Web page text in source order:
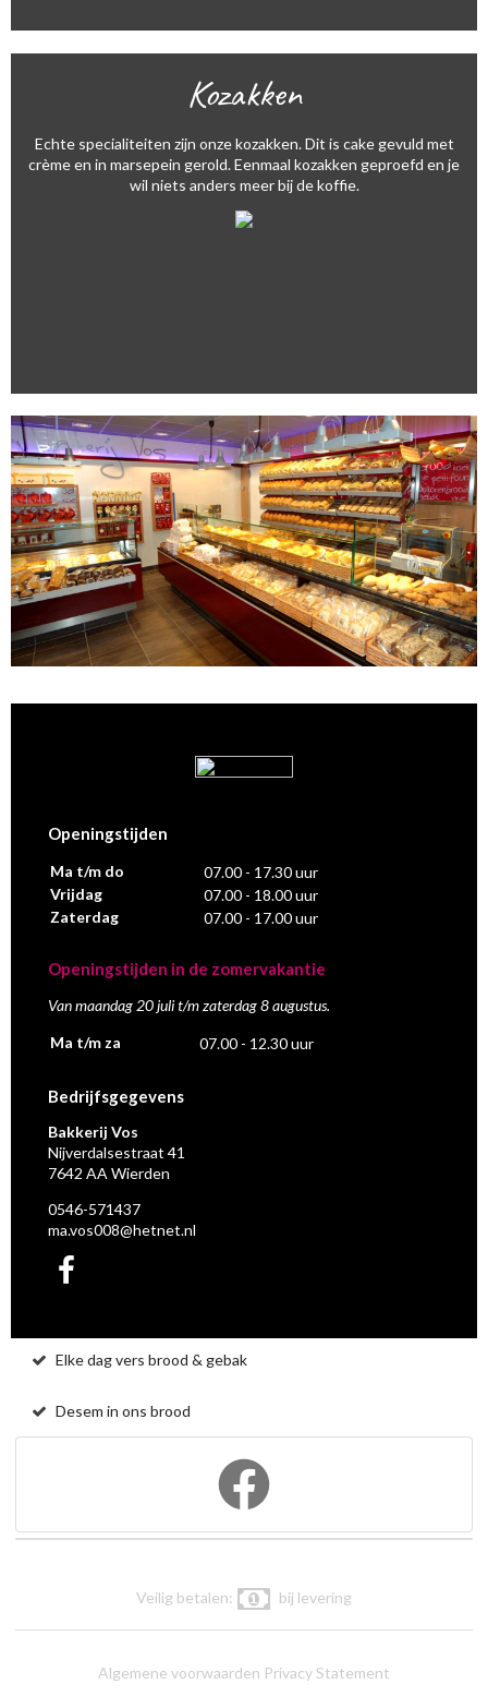
Kozakken
Echte specialiteiten zijn onze kozakken. Dit is cake gevuld met
crème en in marsepein gerold. Eenmaal kozakken geproefd en je
wil niets anders meer bij de koffie.
Openingstijden
Ma t/m do
07.00 - 17.30 uur
Vrijdag
07.00 - 18.00 uur
Zaterdag
07.00 - 17.00 uur
Openingstijden in de zomervakantie
Van maandag 20 juli t/m zaterdag 8 augustus.
Ma t/m za
07.00 - 12.30 uur
Bedrijfsgegevens
Bakkerij Vos
Nijverdalsestraat 41
7642 AA Wierden
0546-571437
ma.vos008@hetnet.nl
Elke dag vers brood & gebak
Desem in ons brood
Veilig betalen: bij levering
Algemene voorwaarden Privacy Statement